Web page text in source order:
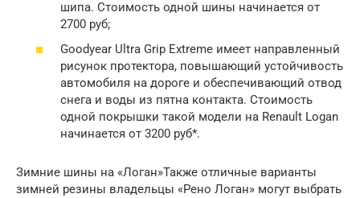
шипа. Стоимость одной шины начинается от
2700 руб;
Goodyear Ultra Grip Extreme имеет направленный
рисунок протектора, повышающий устойчивость
автомобиля на дороге и обеспечивающий отвод
снега и воды из пятна контакта. Стоимость
одной покрышки такой модели на Renault Logan
начинается от 3200 руб*.
Зимние шины на «Логан»Также отличные варианты
зимней резины владельцы «Рено Логан» могут выбрать